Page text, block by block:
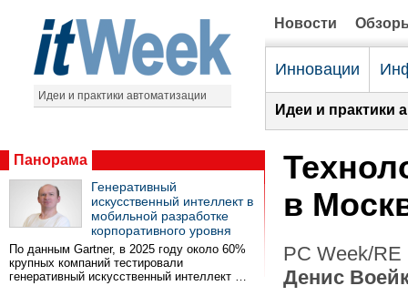
Идеи и практики автоматизации
Новости
Инновации
Идеи и практики
Панорама
Генеративный
искусственный интеллект в
мобильной разработке
корпоративного уровня
По данным Gartner, в 2025 году около 60%
крупных компаний тестировали
генеративный искусственный интеллект …
в
PC Week/
Денис